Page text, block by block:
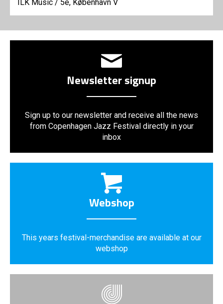
ILK Music / 5e, København V
Newsletter signup
Sign up to our newsletter and receive all the news
from Copenhagen Jazz Festival directly in your
inbox
Webshop
This years festival-merchandise are available at our
webshop